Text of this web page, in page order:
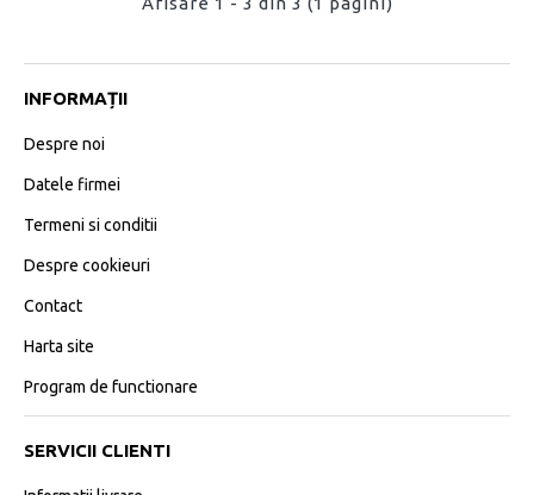
INFORMAȚII
Despre noi
Datele firmei
Termeni si conditii
Despre cookieuri
Contact
Harta site
Program de functionare
SERVICII CLIENTI